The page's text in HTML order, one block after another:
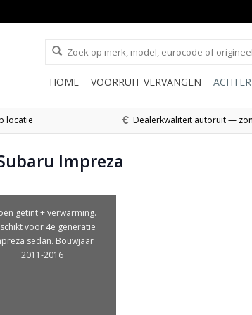
HOME VOORRUIT VERVANGEN
locatie Dealerkwaliteit autoruit —
Impreza
getint + verwarming.
voor 4e generatie
sedan. Bouwjaar
2011-2016